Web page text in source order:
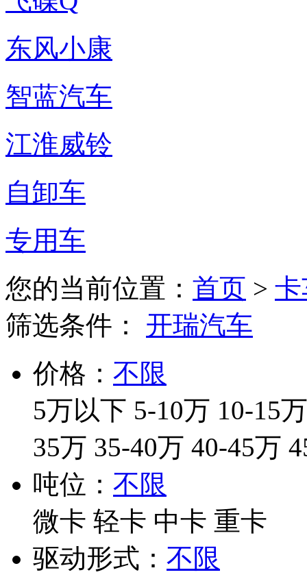
东风小康
智蓝汽车
江淮威铃
自卸车
专用车
您的当前位置： 首页 >
筛选条件：
开瑞汽车
价格： 不限
5万以下 5-10万 10-15万
35万 35-40万 40-45万
吨位： 不限
微卡 轻卡 中卡 重卡
驱动形式： 不限